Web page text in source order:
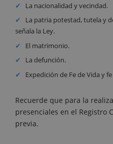
La nacionalidad y vecindad.
La patria potestad, tutela y
señala la Ley.
El matrimonio.
La defunción.
Expedición de Fe de Vida y
Recuerde que para la
presenciales en el Registro
previa.